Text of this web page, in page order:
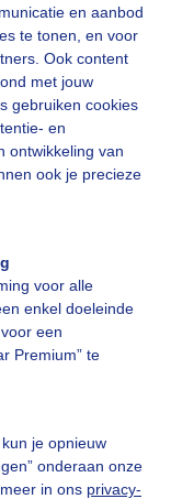
en aanbod
te tonen, en voor
Ook content
met jouw
gebruiken cookies
en
ontwikkeling van
ook je precieze
voor alle
enkel doeleinde
een
Premium” te
je opnieuw
onderaan onze
in ons privacy-